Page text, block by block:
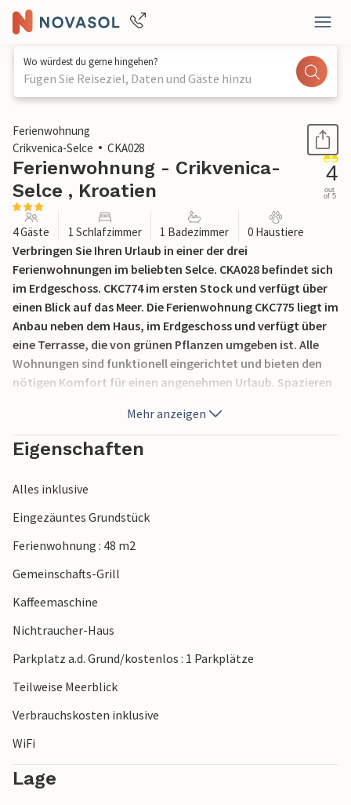
Wo würdest du gerne hingehen?
Fügen Sie Reiseziel, Daten und Gäste hinzu
1 / 22
Ferienwohnung
Crikvenica-Selce
CKA028
Ferienwohnung - Crikvenica-
Selce , Kroatien
4
out
of 5
4 Gäste 1 Schlafzimmer 1 Badezimmer 0 Haustiere
Verbringen Sie Ihren Urlaub in einer der drei
Ferienwohnungen im beliebten Selce. CKA028 befindet sich
im Erdgeschoss. CKC774 im ersten Stock und verfügt über
einen Blick auf das Meer. Die Ferienwohnung CKC775 liegt im
Anbau neben dem Haus, im Erdgeschoss und verfügt über
eine Terrasse, die von grünen Pflanzen umgeben ist. Alle
Wohnungen sind funktionell eingerichtet und bieten den
nötigen Komfort für einen angenehmen Urlaub. Spazieren
Ihnen Selce bietet, wie z. B. die Promenade bis nach
Crikvenica. Crikvenica bildet zusammen mit Selce einen
sehr attraktiven Abschnitt an der Kvarner Küste.
Mehr anzeigen
Eigenschaften
Alles inklusive
Eingezäuntes Grundstück
Ferienwohnung : 48 m2
Gemeinschafts-Grill
Kaffeemaschine
Nichtraucher-Haus
Parkplatz a.d. Grund/kostenlos : 1 Parkplätze
Teilweise Meerblick
Verbrauchskosten inklusive
WiFi
Lage